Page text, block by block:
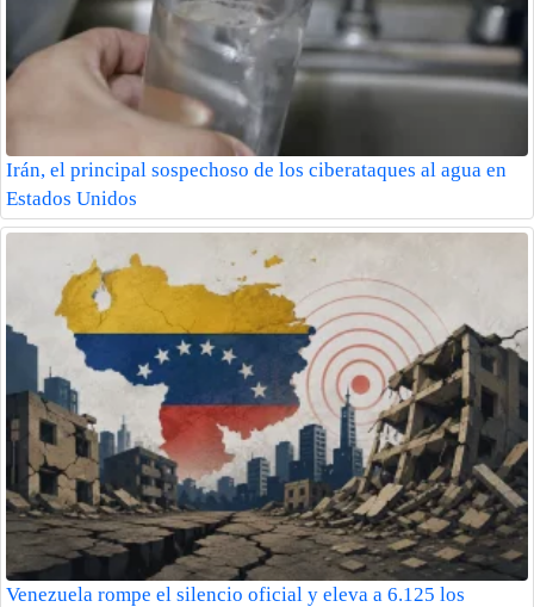
Irán, el principal sospechoso de los ciberataques al agua en
Estados Unidos
Venezuela rompe el silencio oficial y eleva a 6.125 los